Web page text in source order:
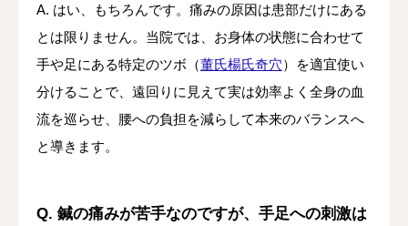
A. はい、もちろんです。痛みの原因は患部だけにある
とは限りません。当院では、お身体の状態に合わせて
手や足にある特定のツボ（董氏楊氏奇穴）を適宜使い
分けることで、遠回りに見えて実は効率よく全身の血
流を巡らせ、腰への負担を減らして本来のバランスへ
と導きます。
Q. 鍼の痛みが苦手なのですが、手足への刺激は